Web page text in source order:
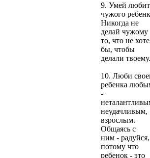
9. Умей
чужого
Никогда не
делай чужому
то, что не
бы, чтобы
делали твоему.
10. Люби
ребенка
-
неудачливым,
взрослым.
Общаясь с
ним - радуйся,
потому что
ребенок - это